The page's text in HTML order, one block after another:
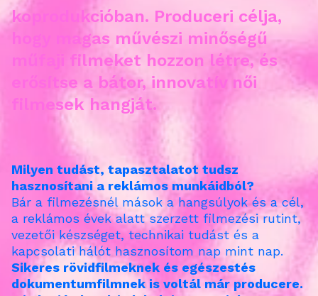
koprodukcióban. Produceri célja,
hogy magas művészi minőségű
műfaji filmeket hozzon létre, és
erősítse a bátor, innovatív női
filmesek hangját.
Milyen tudást, tapasztalatot tudsz
hasznosítani a reklámos munkáidból?
Bár a filmezésnél mások a hangsúlyok és a cél,
a reklámos évek alatt szerzett filmezési rutint,
vezetői készséget, technikai tudást és a
kapcsolati hálót hasznosítom nap mint nap.
Sikeres rövidfilmeknek és egészestés
dokumentumfilmnek is voltál már producere.